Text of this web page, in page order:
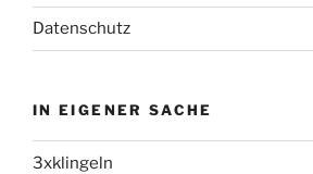
Datenschutz
IN EIGENER SACHE
3xklingeln